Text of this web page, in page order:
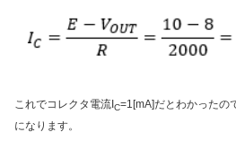
これでコレクタ電流I C=1[mA]だとわかったの
になります。